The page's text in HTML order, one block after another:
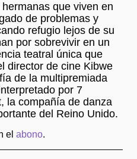
que viven en
de problemas y
refugio lejos de su
por sobrevivir en un
teatral única que
director de cine Kibwe
de la multipremiada
por 7
la compañía de danza
del Reino Unido.
el abono.